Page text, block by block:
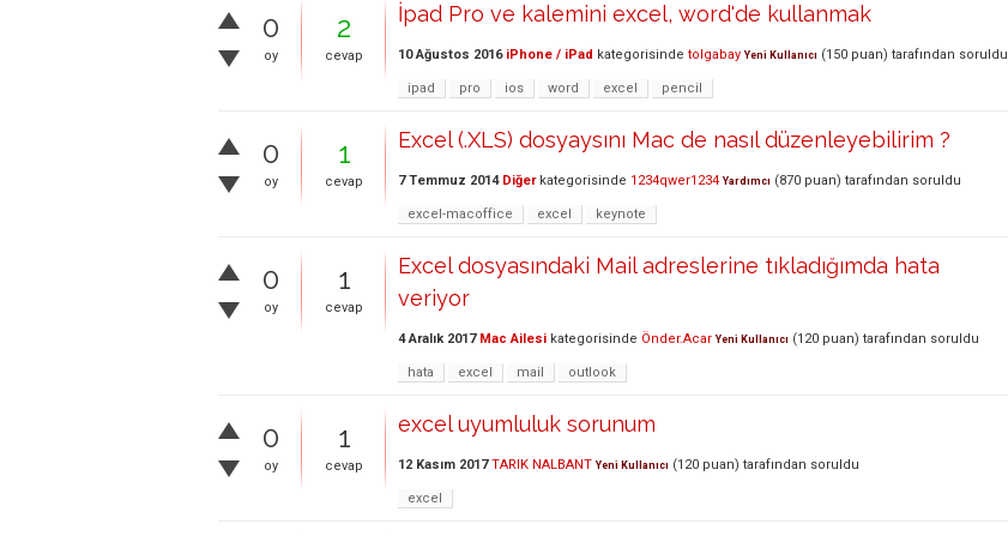
0
oy
2
cevap
İpad Pro ve kalemini excel, word'de kullanmak
10 Ağustos 2016 iPhone / iPad kategorisinde tolgabay Yeni Kullanıcı (150 puan) tarafından soruldu
ipad pro ios word excel pencil
0
oy
1
cevap
Excel (.XLS) dosyaysını Mac de nasıl düzenleyebilirim ?
7 Temmuz 2014 Diğerkategorisinde 1234qwer1234 Yardımcı (870 puan) tarafından soruldu
excel-macoffice excel keynote
0
oy
1
cevap
Excel dosyasındaki Mail adreslerine tıkladığımda hata
veriyor
4 Aralık 2017 Mac Ailesi kategorisinde Önder.Acar Yeni Kullanıcı (120 puan) tarafından soruldu
hata excel mail outlook
0
oy
1
cevap
excel uyumluluk sorunum
12 Kasım 2017 TARIK NALBANT Yeni Kullanıcı (120 puan) tarafından soruldu
excel